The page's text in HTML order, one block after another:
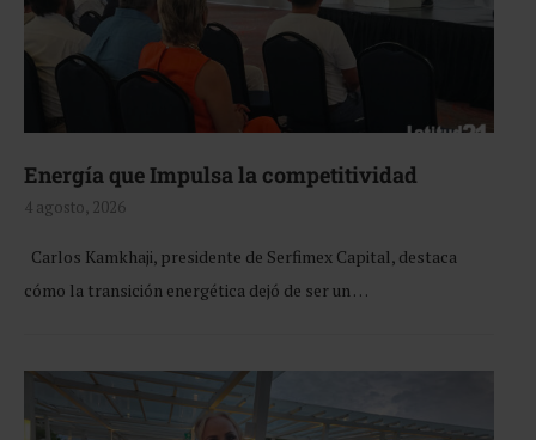
Energía que Impulsa la competitividad
4 agosto, 2026
Carlos Kamkhaji, presidente de Serfimex Capital, destaca
cómo la transición energética dejó de ser un …